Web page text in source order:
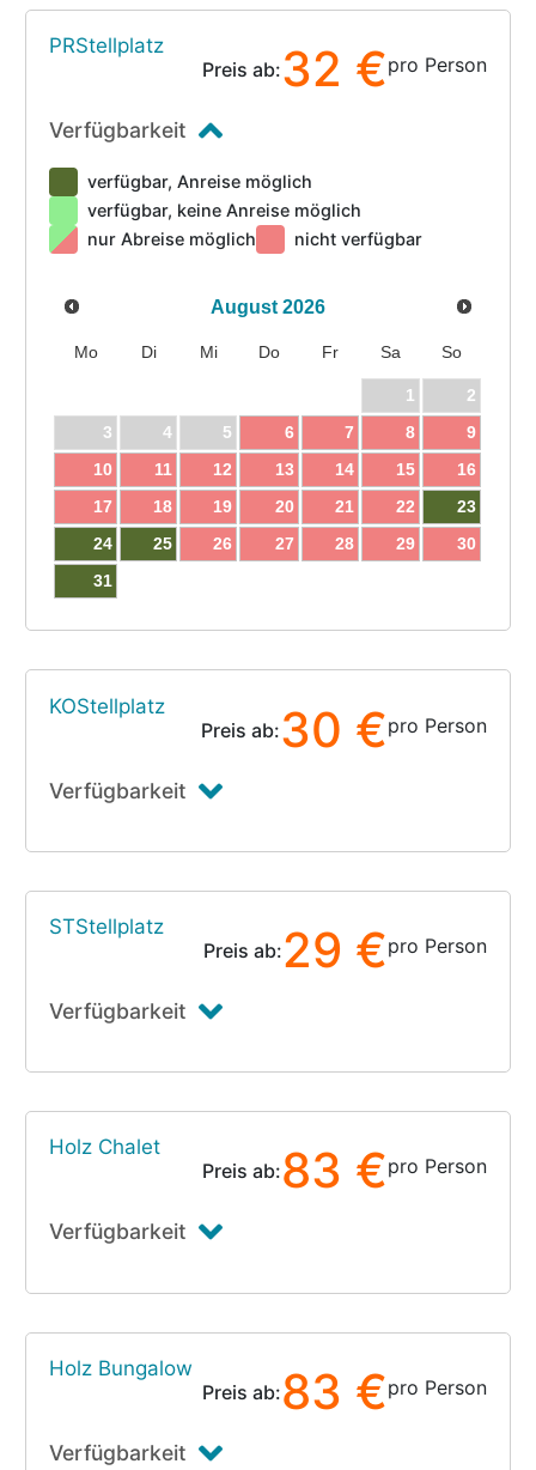
PRStellplatz
Preis ab:32 €pro Person
Verfügbarkeit
verfügbar, Anreise möglich
verfügbar, keine Anreise möglich
nur Abreise möglich
nicht verfügbar
August 2026
Mo Di Mi Do Fr Sa So
1
2
3
4 5 6 7 8
9
10
11 12 13 14 15
16
17
18 19 20 21 22
23
24
25 26 27 28 29
30
31
KOStellplatz
Preis ab:30 €pro Person
Verfügbarkeit
STStellplatz
Preis ab:29 €pro Person
Verfügbarkeit
Holz Chalet
Preis ab:83 €pro Person
Verfügbarkeit
Holz Bungalow
Preis ab:83 €pro Person
Verfügbarkeit